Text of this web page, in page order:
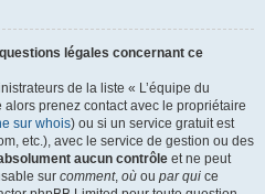
légales concernant ce
de la liste « L’équipe du
prenez contact avec le propriétaire
sur whois) ou si un service gratuit est
etc.), avec le service de gestion ou des
aucun contrôle et ne peut
sur comment, où ou par qui ce